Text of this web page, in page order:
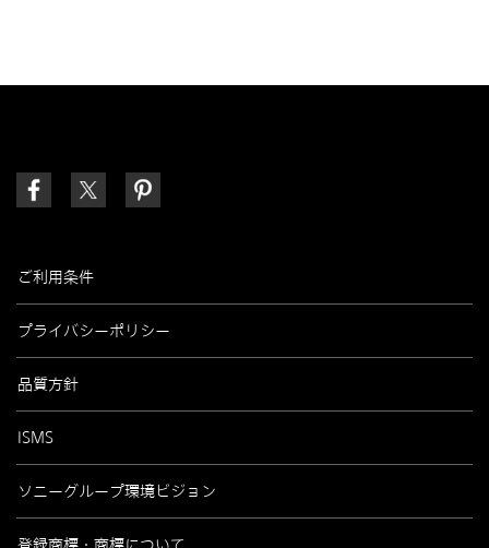
ご利用条件
プライバシーポリシー
品質方針
ISMS
ソニーグループ環境ビジョン